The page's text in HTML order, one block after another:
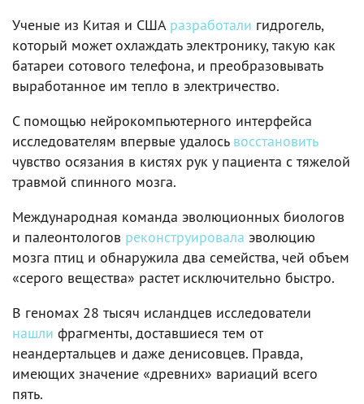
Ученые из Китая и США разработали гидрогель,
который может охлаждать электронику, такую как
батареи сотового телефона, и преобразовывать
выработанное им тепло в электричество.
С помощью нейрокомпьютерного интерфейса
исследователям впервые удалось восстановить
чувство осязания в кистях рук у пациента с тяжелой
травмой спинного мозга.
Международная команда эволюционных биологов
и палеонтологов реконструировала эволюцию
мозга птиц и обнаружила два семейства, чей объем
«серого вещества» растет исключительно быстро.
В геномах 28 тысяч исландцев исследователи
нашли фрагменты, доставшиеся тем от
неандертальцев и даже денисовцев. Правда,
имеющих значение «древних» вариаций всего
пять.